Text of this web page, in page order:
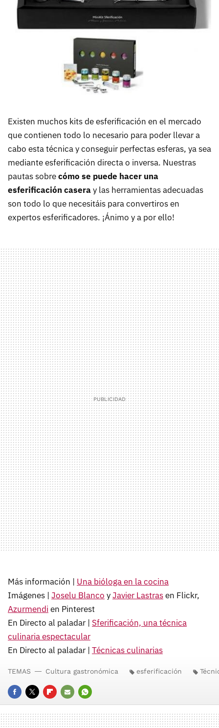
Existen muchos kits de esferificación en el mercado
que contienen todo lo necesario para poder llevar a
cabo esta técnica y conseguir perfectas esferas, ya sea
mediante esferificación directa o inversa. Nuestras
pautas sobrecómo se puede hacer una
esferificación caseray las herramientas adecuadas
son todo lo que necesitáis para convertiros en
expertos esferificadores. ¡Ánimo y a por ello!
Más información | Una bióloga en la cocina
Imágenes | Joselu Blanco yJavier Lastrasen Flickr,
Azurmendi en Pinterest
En Directo al paladar | Sferificación, una técnica
culinaria espectacular
En Directo al paladar | Técnicas culinarias
FACEBOOK
TWITTERFLIPBOARD
E-
MAIL
WHATSAPP
TEMAS Cultura gastronómica esferificación